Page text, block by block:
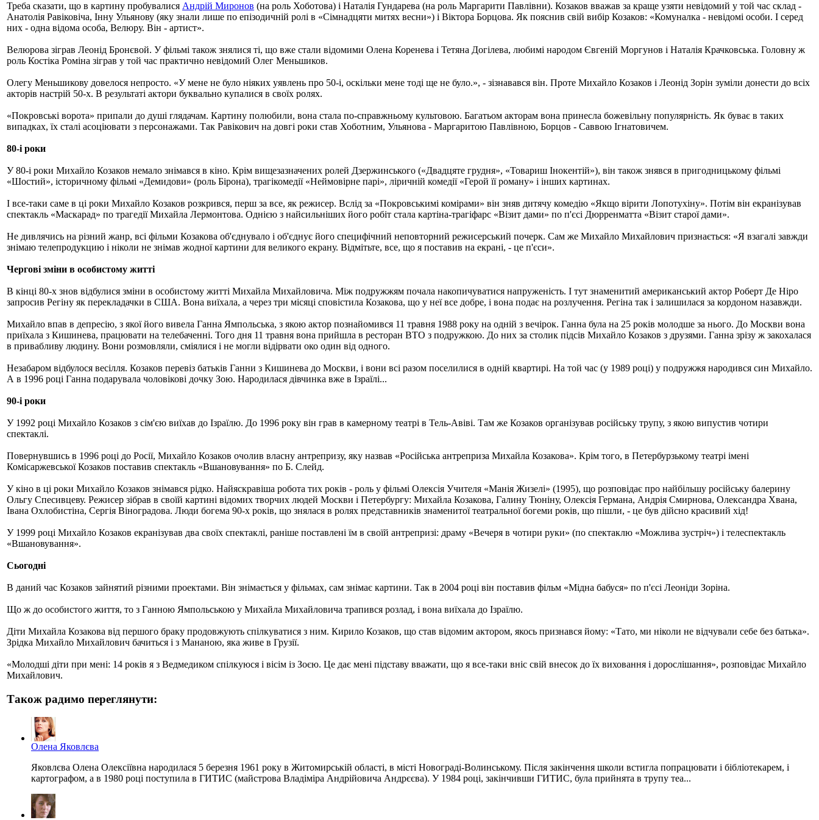
Треба сказати, що в картину пробувалися Андрій Миронов (на роль Хоботова) і Наталія Гундарева (на роль Маргарити Павлівни). Козаков вважав за краще узяти невідомий у той час склад -
Анатолія Равіковіча, Інну Ульянову (яку знали лише по епізодичній ролі в «Сімнадцяти митях весни») і Віктора Борцова. Як пояснив свій вибір Козаков: «Комуналка - невідомі особи. І серед
них - одна відома особа, Велюру. Він - артист».
Велюрова зіграв Леонід Бронєвой. У фільмі також знялися ті, що вже стали відомими Олена Коренева і Тетяна Догілева, любимі народом Євгеній Моргунов і Наталія Крачковська. Головну ж
роль Костіка Роміна зіграв у той час практично невідомий Олег Меньшиков.
Олегу Меньшикову довелося непросто. «У мене не було ніяких уявлень про 50-і, оскільки мене тоді ще не було.», - зізнавався він. Проте Михайло Козаков і Леонід Зорін зуміли донести до всіх
акторів настрій 50-х. В результаті актори буквально купалися в своїх ролях.
«Покровські ворота» припали до душі глядачам. Картину полюбили, вона стала по-справжньому культовою. Багатьом акторам вона принесла божевільну популярність. Як буває в таких
випадках, їх сталі асоціювати з персонажами. Так Равікович на довгі роки став Хоботним, Ульянова - Маргаритою Павлівною, Борцов - Саввою Ігнатовичем.
80-і роки
У 80-і роки Михайло Козаков немало знімався в кіно. Крім вищезазначених ролей Дзержинського («Двадцяте грудня», «Товариш Інокентій»), він також знявся в пригодницькому фільмі
«Шостий», історичному фільмі «Демидови» (роль Бірона), трагікомедії «Неймовірне парі», ліричній комедії «Герой її роману» і інших картинах.
І все-таки саме в ці роки Михайло Козаков розкрився, перш за все, як режисер. Вслід за «Покровськимі комірами» він зняв дитячу комедію «Якщо вірити Лопотухіну». Потім він екранізував
спектакль «Маскарад» по трагедії Михайла Лермонтова. Однією з найсильніших його робіт стала картіна-трагіфарс «Візит дами» по п'єсі Дюрренматта «Візит старої дами».
Не дивлячись на різний жанр, всі фільми Козакова об'єднувало і об'єднує його специфічний неповторний режисерський почерк. Сам же Михайло Михайлович признається: «Я взагалі завжди
знімаю телепродукцию і ніколи не знімав жодної картини для великого екрану. Відмітьте, все, що я поставив на екрані, - це п'єси».
Чергові зміни в особистому житті
В кінці 80-х знов відбулися зміни в особистому житті Михайла Михайловича. Між подружжям почала накопичуватися напруженість. І тут знаменитий американський актор Роберт Де Ніро
запросив Регіну як перекладачки в США. Вона виїхала, а через три місяці сповістила Козакова, що у неї все добре, і вона подає на розлучення. Регіна так і залишилася за кордоном назавжди.
Михайло впав в депресію, з якої його вивела Ганна Ямпольська, з якою актор познайомився 11 травня 1988 року на одній з вечірок. Ганна була на 25 років молодше за нього. До Москви вона
приїхала з Кишинева, працювати на телебаченні. Того дня 11 травня вона прийшла в ресторан ВТО з подружкою. До них за столик підсів Михайло Козаков з друзями. Ганна зрізу ж закохалася
в привабливу людину. Вони розмовляли, сміялися і не могли відірвати око один від одного.
Незабаром відбулося весілля. Козаков перевіз батьків Ганни з Кишинева до Москви, і вони всі разом поселилися в одній квартирі. На той час (у 1989 році) у подружжя народився син Михайло.
А в 1996 році Ганна подарувала чоловікові дочку Зою. Народилася дівчинка вже в Ізраїлі...
90-і роки
У 1992 році Михайло Козаков з сім'єю виїхав до Ізраїлю. До 1996 року він грав в камерному театрі в Тель-Авіві. Там же Козаков організував російську трупу, з якою випустив чотири
спектаклі.
Повернувшись в 1996 році до Росії, Михайло Козаков очолив власну антрепризу, яку назвав «Російська антреприза Михайла Козакова». Крім того, в Петербурзькому театрі імені
Комісаржевської Козаков поставив спектакль «Вшановування» по Б. Слейд.
У кіно в ці роки Михайло Козаков знімався рідко. Найяскравіша робота тих років - роль у фільмі Олексія Учителя «Манія Жизелі» (1995), що розповідає про найбільшу російську балерину
Ольгу Спесивцеву. Режисер зібрав в своїй картині відомих творчих людей Москви і Петербургу: Михайла Козакова, Галину Тюніну, Олексія Германа, Андрія Смирнова, Олександра Хвана,
Івана Охлобистіна, Сергія Віноградова. Люди богема 90-х років, що знялася в ролях представників знаменитої театральної богеми років, що пішли, - це був дійсно красивий хід!
У 1999 році Михайло Козаков екранізував два своїх спектаклі, раніше поставлені їм в своїй антрепризі: драму «Вечеря в чотири руки» (по спектаклю «Можлива зустріч») і телеспектакль
«Вшановування».
Сьогодні
В даний час Козаков зайнятий різними проектами. Він знімається у фільмах, сам знімає картини. Так в 2004 році він поставив фільм «Мідна бабуся» по п'єсі Леоніди Зоріна.
Що ж до особистого життя, то з Ганною Ямпольською у Михайла Михайловича трапився розлад, і вона виїхала до Ізраїлю.
Діти Михайла Козакова від першого браку продовжують спілкуватися з ним. Кирило Козаков, що став відомим актором, якось признався йому: «Тато, ми ніколи не відчували себе без батька».
Зрідка Михайло Михайлович бачиться і з Мананою, яка живе в Грузії.
«Молодші діти при мені: 14 років я з Ведмедиком спілкуюся і вісім із Зоєю. Це дає мені підставу вважати, що я все-таки вніс свій внесок до їх виховання і дорослішання», розповідає Михайло
Михайлович.
Також радимо переглянути:
Олена Яковлєва
Яковлєва Олена Олексіївна народилася 5 березня 1961 року в Житомирській області, в місті Новограді-Волинському. Після закінчення школи встигла попрацювати і бібліотекарем, і
картографом, а в 1980 році поступила в ГИТИС (майстрова Владіміра Андрійовича Андрєєва). У 1984 році, закінчивши ГИТИС, була прийнята в трупу теа...